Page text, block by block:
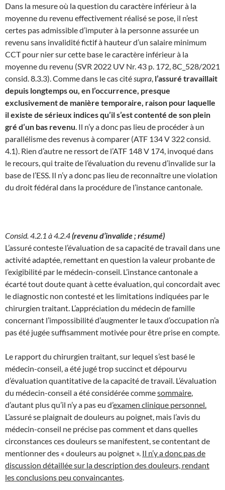
Dans la mesure où la question du caractère inférieur à la
moyenne du revenu effectivement réalisé se pose, il n’est
certes pas admissible d’imputer à la personne assurée un
revenu sans invalidité fictif à hauteur d’un salaire minimum
CCT pour nier sur cette base le caractère inférieur à la
moyenne du revenu (SVR 2022 UV Nr. 43 p. 172, 8C_528/2021
consid. 8.3.3). Comme dans le cas cité supra l’assuré travaillait
depuis longtemps ou, en l’occurrence, presque
exclusivement de manière temporaire, raison pour laquelle
il existe de sérieux indices qu’il s’est contenté de son plein
gré d’un bas revenu . Il n’y a donc pas lieu de procéder à un
parallélisme des revenus à comparer (ATF 134 V 322 consid.
4.1). Rien d’autre ne ressort de l’ATF 148 V 174, invoqué dans
le recours, qui traite de l’évaluation du revenu d’invalide sur la
base de l’ESS. Il n’y a donc pas lieu de reconnaître une violation
du droit fédéral dans la procédure de l’instance cantonale.
Consid. 4.2.1 à 4.2.4(revenu d’invalide ; résumé)
L’assuré conteste l’évaluation de sa capacité de travail dans une
activité adaptée, remettant en question la valeur probante de
l’exigibilité par le médecin-conseil. L’instance cantonale a
écarté tout doute quant à cette évaluation, qui concordait avec
le diagnostic non contesté et les limitations indiquées par le
chirurgien traitant. L’appréciation du médecin de famille
concernant l’impossibilité d’augmenter le taux d’occupation n’a
pas été jugée suffisamment motivée pour être prise en compte.
Le rapport du chirurgien traitant, sur lequel s’est basé le
médecin-conseil, a été jugé trop succinct et dépourvu
d’évaluation quantitative de la capacité de travail. L’évaluation
du médecin-conseil a été considérée commesommaire
d’autant plus qu’il n’y a pas eu d’examen clinique personnel.
L’assuré se plaignait de douleurs au poignet, mais l’avis du
médecin-conseil ne précise pas comment et dans quelles
circonstances ces douleurs se manifestent, se contentant de
mentionner des « douleurs au poignet ». Il n’y a donc pas de
discussion détaillée sur la description des douleurs, rendant
les conclusions peu convaincantes